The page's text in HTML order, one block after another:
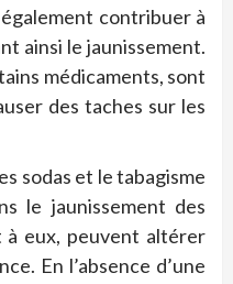
contribuer à
ainsi le jaunissement.
médicaments, sont
des taches sur les
sodas et le tabagisme
le jaunissement des
à eux, peuvent altérer
En l’absence d’une